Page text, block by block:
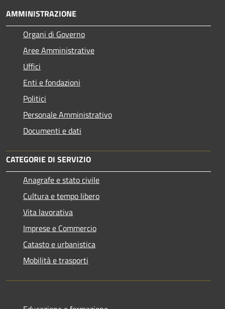
AMMINISTRAZIONE
Organi di Governo
Aree Amministrative
Uffici
Enti e fondazioni
Politici
Personale Amministrativo
Documenti e dati
CATEGORIE DI SERVIZIO
Anagrafe e stato civile
Cultura e tempo libero
Vita lavorativa
Imprese e Commercio
Catasto e urbanistica
Mobilità e trasporti